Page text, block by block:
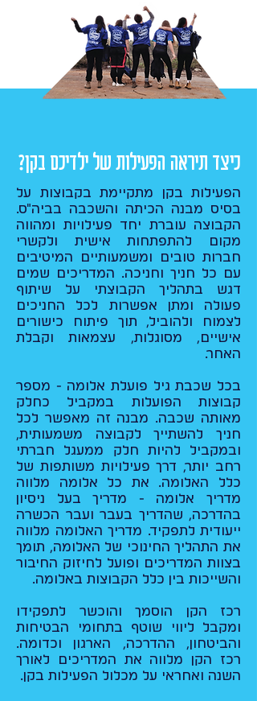
כיצד תיראה הפעילות של ילדיכם בקן?
הפעילות בקן מתקיימת בקבוצות על
בסיס מבנה הכיתה והשכבה בביה"ס.
הקבוצה עוברת יחד פעילויות ומהווה
מקום להתפתחות אישית ולקשרי
חברות טובים ומשמעותיים המיטיבים
עם כל חניך וחניכה. המדריכים שמים
דגש בתהליך הקבוצתי על שיתוף
פעולה ומתן אפשרות לכל החניכים
לצמוח ולהוביל, תוך פיתוח כישורים
אישיים, מסוגלות, עצמאות וקבלת
האחר.
בכל שכבת גיל פועלת אלומה - מספר
קבוצות הפועלות במקביל כחלק
מאותה שכבה. מבנה זה מאפשר לכל
חניך להשתייך לקבוצה משמעותית,
ובמקביל להיות חלק ממעגל חברתי
רחב יותר, דרך פעילויות משותפות של
כלל האלומה. את כל אלומה מלווה
מדריך אלומה - מדריך בעל ניסיון
בהדרכה, שהדריך בעבר ועבר הכשרה
ייעודית לתפקיד. מדריך האלומה מלווה
את התהליך החינוכי של האלומה, תומך
בצוות המדריכים ופועל לחיזוק החיבור
והשייכות בין כלל הקבוצות באלומה.​
רכז הקן הוסמך והוכשר לתפקידו
ומקבל ליווי שוטף בתחומי הבטיחות
והביטחון, ההדרכה, הארגון וכדומה.
רכז הקן מלווה את המדריכים לאורך
השנה ואחראי על מכלול הפעילות בקן.